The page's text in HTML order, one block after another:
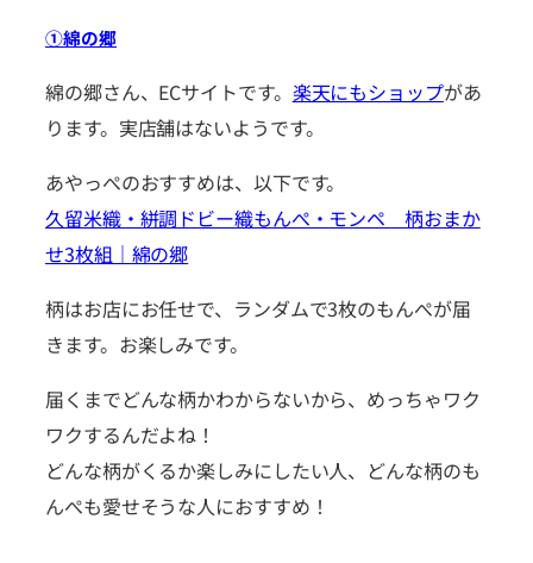
①綿の郷
綿の郷さん、ECサイトです。 楽天にもショップがあ
ります。実店舗はないようです。
あやっぺのおすすめは、以下です。
久留米織・絣調ドビー織もんぺ・モンペ 柄おまか
せ3枚組｜綿の郷
柄はお店にお任せで、ランダムで3枚のもんぺが届
きます。お楽しみです。
届くまでどんな柄かわからないから、めっちゃワク
ワクするんだよね！
どんな柄がくるか楽しみにしたい人、どんな柄のも
んぺも愛せそうな人におすすめ！